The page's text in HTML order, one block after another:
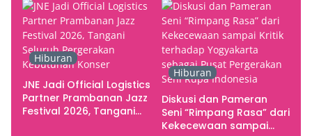
Hiburan
JNE Jadi Official Logistics
Partner Prambanan Jazz
Festival 2026, Tangani
Hiburan
Diskusi dan Pameran
Seni “Rimpang Rasa” dari
Kekecewaan sampai